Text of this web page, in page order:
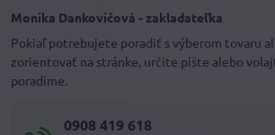
Monika Dankovičová - zakladateľka
Pokiaľ potrebujete poradiť s výberom tovaru
zorientovať na stránke, určite píšte alebo
poradíme.
0908 419 618